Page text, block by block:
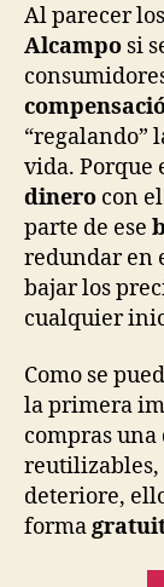
Al parecer
Alcampo si
“regalando”
vida. Porque
dinero con
parte de ese
redundar en
bajar los
cualquier
Como se
la primera
compras una
reutilizables,
deteriore,
forma